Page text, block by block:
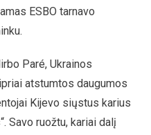
ESBO tarnavo
Paré, Ukrainos
atstumtos daugumos
Kijevo siųstus karius
Savo ruožtu, kariai dalį